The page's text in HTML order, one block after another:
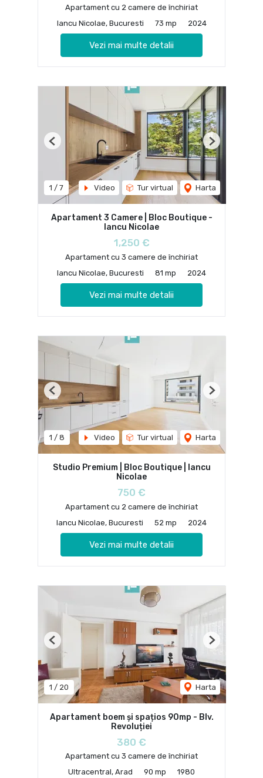
Apartament cu 2 camere de închiriat
Iancu Nicolae, Bucuresti
73 mp 2024
Vezi mai multe detalii
1 / 7 Video Tur virtual Harta
Previous Next
Apartament 3 Camere | Bloc Boutique -
Iancu Nicolae
1,250 €
Apartament cu 3 camere de închiriat
Iancu Nicolae, Bucuresti
81 mp 2024
Vezi mai multe detalii
1 / 8 Video Tur virtual Harta
Previous Next
Studio Premium | Bloc Boutique | Iancu
Nicolae
750 €
Apartament cu 2 camere de închiriat
Iancu Nicolae, Bucuresti
52 mp 2024
Vezi mai multe detalii
1 / 20 Harta
Previous Next
Apartament boem și spațios 90mp - Blv.
Revoluției
380 €
Apartament cu 3 camere de închiriat
Ultracentral, Arad
90 mp 1980